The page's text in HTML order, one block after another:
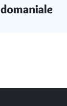
domaniale